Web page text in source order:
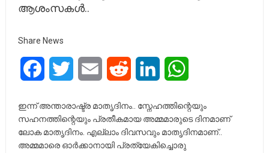
ആശംസകൾ..
Share News
FacebookTwitter Email Reddit LinkedIn
ഇന്ന് അന്താരാഷ്ട്ര മാതൃദിനം.. സ്നേഹത്തിന്റെയും
സഹനത്തിന്റെയും പ്രതീകമായ അമ്മമാരുടെ ദിനമാണ്
ലോക മാതൃദിനം. എല്ലാം ദിവസവും മാതൃദിനമാണ്..
അമ്മമാരെ ഓര്‍ക്കാനായി പ്രത്യേകിച്ചൊരു